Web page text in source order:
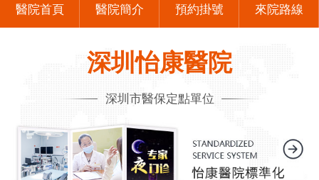
醫院首頁 醫院簡介 預約掛號 來院路線
深圳怡康醫院
深圳市醫保定點單位